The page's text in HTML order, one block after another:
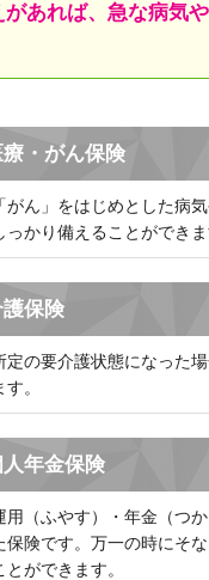
があれば、急な病気
・がん保険
がん」をはじめとした病
っかり備えることができま
保険
定の要介護状態になった
す。
年金保険
用（ふやす）・年金（つ
保険です。万一の時にそ
とができます。